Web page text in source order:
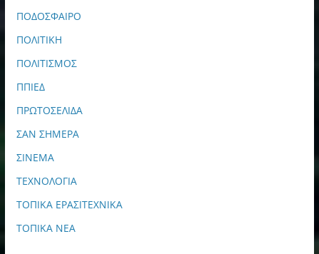
ΠΟΔΟΣΦΑΙΡΟ
ΠΟΛΙΤΙΚΗ
ΠΟΛΙΤΙΣΜΟΣ
ΠΠΙΕΔ
ΠΡΩΤΟΣΕΛΙΔΑ
ΣΑΝ ΣΗΜΕΡΑ
ΣΙΝΕΜΑ
ΤΕΧΝΟΛΟΓΙΑ
ΤΟΠΙΚΑ ΕΡΑΣΙΤΕΧΝΙΚΑ
ΤΟΠΙΚΑ ΝΕΑ